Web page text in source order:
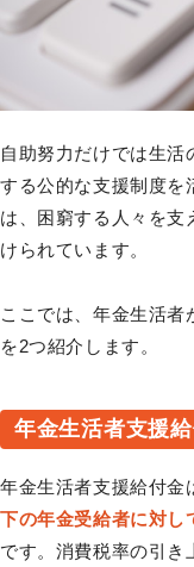
自助努力だけでは生
する公的な支援制度を
は、困窮する人々を支
けられています。
ここでは、年金生活
を2つ紹介します。
年金生活者支援
年金生活者支援給付金
下の年金受給者に対し
です。消費税率の引き